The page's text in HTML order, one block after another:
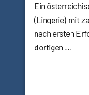
Ein
(Lingerie) mit
nach ersten
dortigen ...